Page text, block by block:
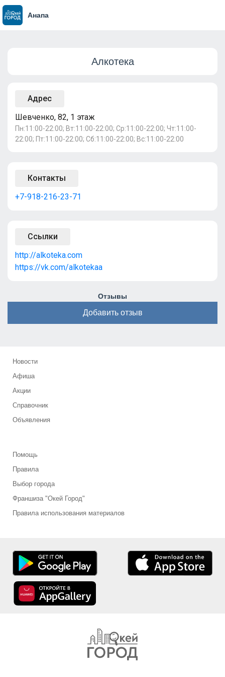
Анапа
Алкотека
Адрес
Шевченко, 82, 1 этаж
Пн:11:00-22:00; Вт:11:00-22:00; Ср:11:00-22:00; Чт:11:00-
22:00; Пт:11:00-22:00; Сб:11:00-22:00; Вс:11:00-22:00
Контакты
+7-918-216-23-71
Ссылки
http://alkoteka.com
https://vk.com/alkotekaa
Отзывы
Добавить отзыв
Новости
Афиша
Акции
Справочник
Объявления
Помощь
Правила
Выбор города
Франшиза "Окей Город"
Правила использования материалов